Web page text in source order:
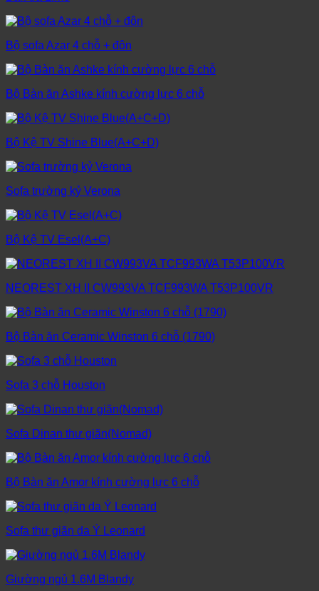
Bộ sofa Azar 4 chỗ + đôn
Bộ Bàn ăn Ashke kính cường lực 6 chỗ
Bộ Kệ TV Shine Blue(A+C+D)
Sofa trường kỷ Verona
Bộ Kệ TV Esel(A+C)
NEOREST XH II CW993VA TCF993WA T53P100VR
Bộ Bàn ăn Ceramic Winston 6 chỗ (1790)
Sofa 3 chỗ Houston
Sofa Dinan thư giãn(Nomad)
Bộ Bàn ăn Amor kính cường lực 6 chỗ
Sofa thư giãn da Ý Leonard
Giường ngủ 1.6M Blandy